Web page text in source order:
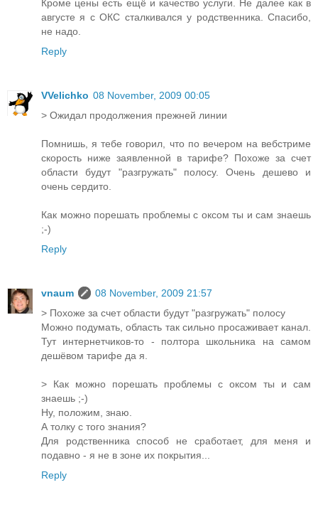
Кроме цены есть ещё и качество услуги. Не далее как в
августе я с ОКС сталкивался у родственника. Спасибо,
не надо.
Reply
VVelichko 08 November, 2009 00:05
> Ожидал продолжения прежней линии
Помнишь, я тебе говорил, что по вечером на вебстриме
скорость ниже заявленной в тарифе? Похоже за счет
области будут "разгружать" полосу. Очень дешево и
очень сердито.
Как можно порешать проблемы с оксом ты и сам знаешь
;-)
Reply
vnaum
08 November, 2009 21:57
> Похоже за счет области будут "разгружать" полосу
Можно подумать, область так сильно просаживает канал.
Тут интернетчиков-то - полтора школьника на самом
дешёвом тарифе да я.
> Как можно порешать проблемы с оксом ты и сам
знаешь ;-)
Ну, положим, знаю.
А толку с того знания?
Для родственника способ не сработает, для меня и
подавно - я не в зоне их покрытия...
Reply